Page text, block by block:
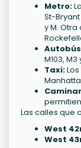
Metro:
St-
y M.
M103,
Taxi:
Las calles que
West
West